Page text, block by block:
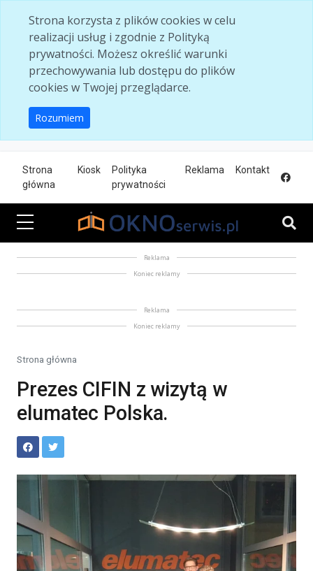
Strona korzysta z plików cookies w celu
realizacji usług i zgodnie z Polityką
prywatności. Możesz określić warunki
przechowywania lub dostępu do plików
cookies w Twojej przeglądarce.
Rozumiem
Strona
główna
Kiosk
Polityka
prywatności
Reklama Kontakt
Reklama
Koniec reklamy
Reklama
Koniec reklamy
Strona główna
Prezes CIFIN z wizytą w
elumatec Polska.